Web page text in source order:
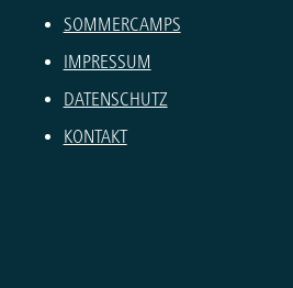
SOMMERCAMPS
IMPRESSUM
DATENSCHUTZ
KONTAKT